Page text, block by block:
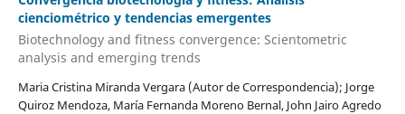
cienciométrico y tendencias emergentes
Biotechnology and fitness convergence: Scientometric
analysis and emerging trends
Maria Cristina Miranda Vergara (Autor de Correspondencia); Jorge
Quiroz Mendoza, María Fernanda Moreno Bernal, John Jairo Agredo